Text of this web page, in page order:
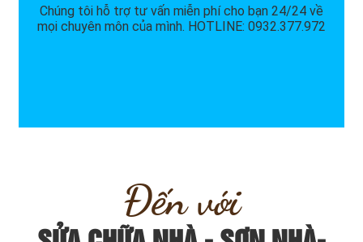
Chúng tôi hỗ trợ tư vấn miễn phí cho bạn 24/24 về
mọi chuyên môn của mình. HOTLINE: 0932.377.972
Đến với